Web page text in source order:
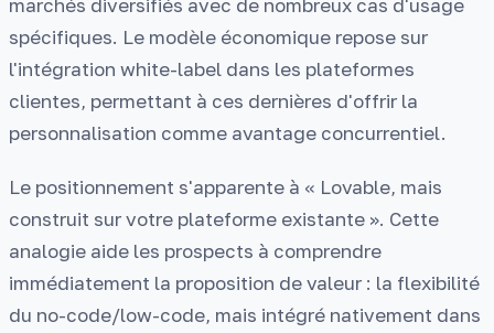
marchés diversifiés avec de nombreux cas d'usage
spécifiques. Le modèle économique repose sur
l'intégration white-label dans les plateformes
clientes, permettant à ces dernières d'offrir la
personnalisation comme avantage concurrentiel.
Le positionnement s'apparente à « Lovable, mais
construit sur votre plateforme existante ». Cette
analogie aide les prospects à comprendre
immédiatement la proposition de valeur : la flexibilité
du no-code/low-code, mais intégré nativement dans